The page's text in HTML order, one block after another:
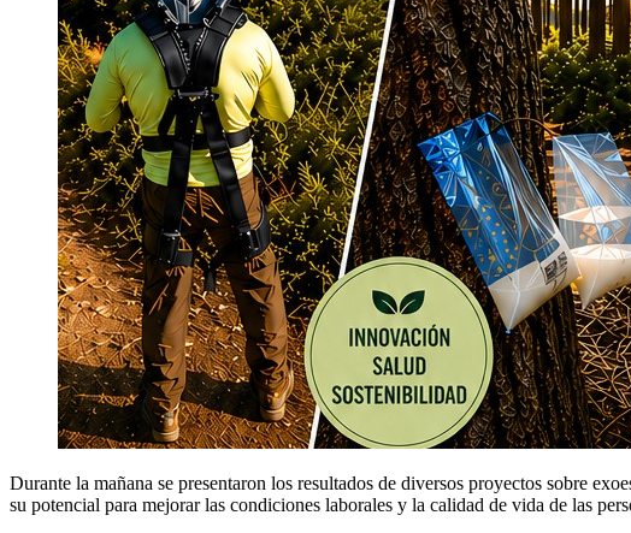
Durante la mañana se presentaron los resultados de diversos proyectos sobre
su potencial para mejorar las condiciones laborales y la calidad de vida de las